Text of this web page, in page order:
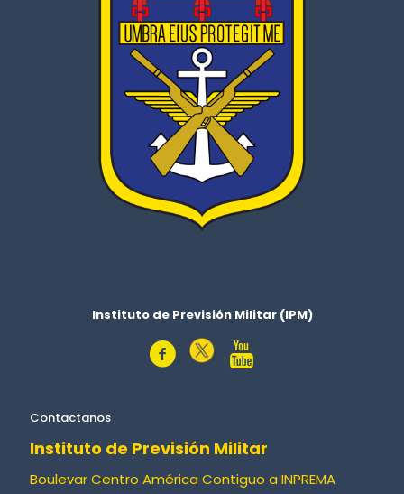
Instituto de Previsión Militar (IPM)
Contactanos
Instituto de Previsión Militar
Boulevar Centro América Contiguo a INPREMA